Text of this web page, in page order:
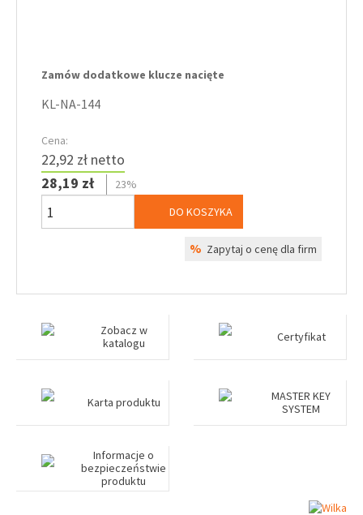
Zamów dodatkowe klucze nacięte
KL-NA-144
Cena:
22,92 zł netto
28,19 zł
23%
DO KOSZYKA
% Zapytaj o cenę dla firm
Zobacz w
katalogu
Certyfikat
Karta produktu
MASTER KEY
SYSTEM
Informacje o
bezpieczeństwie
produktu